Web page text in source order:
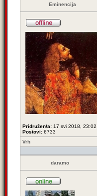
Eminencija
Pridružen/a: 17 svi 2018, 23:02
Postovi: 6733
Vrh
daramo